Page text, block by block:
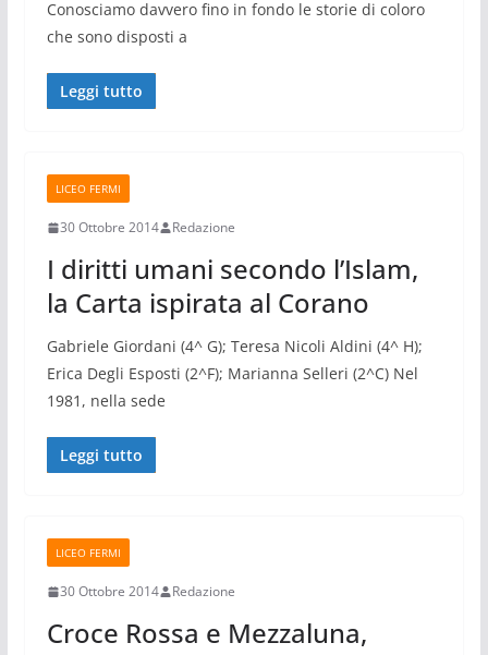
Conosciamo davvero fino in fondo le storie di coloro
che sono disposti a
Leggi tutto
LICEO FERMI
30 Ottobre 2014 Redazione
I diritti umani secondo l’Islam,
la Carta ispirata al Corano
Gabriele Giordani (4^ G); Teresa Nicoli Aldini (4^ H);
Erica Degli Esposti (2^F); Marianna Selleri (2^C) Nel
1981, nella sede
Leggi tutto
LICEO FERMI
30 Ottobre 2014 Redazione
Croce Rossa e Mezzaluna,